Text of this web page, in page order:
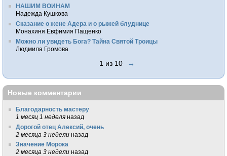
НАШИМ ВОИНАМ
Надежда Кушкова
Сказание о жене Адера и о рыжей блуднице
Монахиня Евфимия Пащенко
Можно ли увидеть Бога? Тайна Святой Троицы
Людмила Громова
1 из 10 →
Новые комментарии
Благодарность мастеру
1 месяц 1 неделя назад
Дорогой отец Алексий, очень
2 месяца 3 недели назад
Значение Морока
2 месяца 3 недели назад